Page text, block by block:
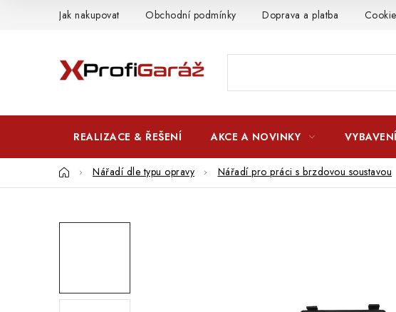
Jak nakupovat Obchodní podmínky Doprava a platba
REALIZACE & ŘEŠENÍ AKCE A NOVINKY
DomůNářadí dle typu opravy Nářadí pro práci s brzdovou soustavou